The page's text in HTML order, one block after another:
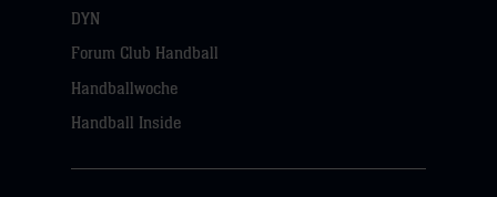
DYN
Forum Club Handball
Handballwoche
Handball Inside